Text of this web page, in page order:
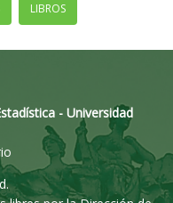
LIBROS
- Universidad